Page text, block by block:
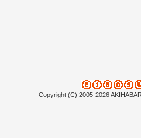
Copyright (C) 2005-2026